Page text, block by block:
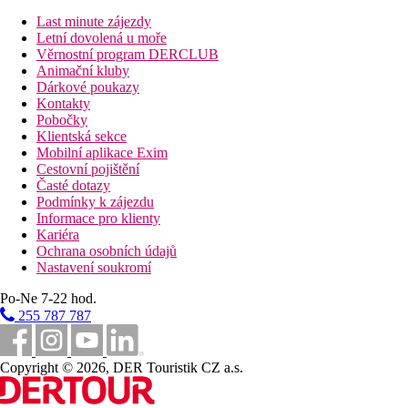
Bazény
Lehátka a slunečníky u bazénu zdarma
Dětský bazén
Bar u bazénu
Fotogalerie
Last minute zájezdy
Letní dovolená u moře
Věrnostní program DERCLUB
Animační kluby
Dárkové poukazy
Kontakty
Pobočky
Klientská sekce
Mobilní aplikace Exim
Cestovní pojištění
Časté dotazy
Podmínky k zájezdu
Informace pro klienty
Kariéra
Ochrana osobních údajů
Nastavení soukromí
Po-Ne 7-22 hod.
255 787 787
Copyright © 2026, DER Touristik CZ a.s.